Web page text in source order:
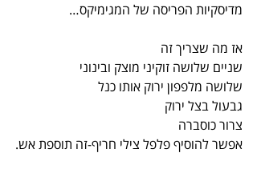
מדיסקיות הפריסה של המגימיקס…
אז מה שצריך זה
שניים שלושה זוקיני מוצק ובינוני
שלושה מלפפון ירוק אותו כנל
גבעול בצל ירוק
צרור כוסברה
אפשר להוסיף פלפל צילי חריף-זה תוספת אש.